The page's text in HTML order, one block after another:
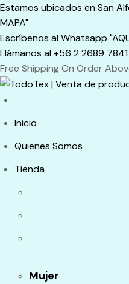
Skip
to
content
Estamos ubicados en San
MAPA"
Escríbenos al Whatsapp
Llámanos al +56 2 2689 7841
Free Shipping On Order
Inicio
Quienes Somos
Tienda
Mujer